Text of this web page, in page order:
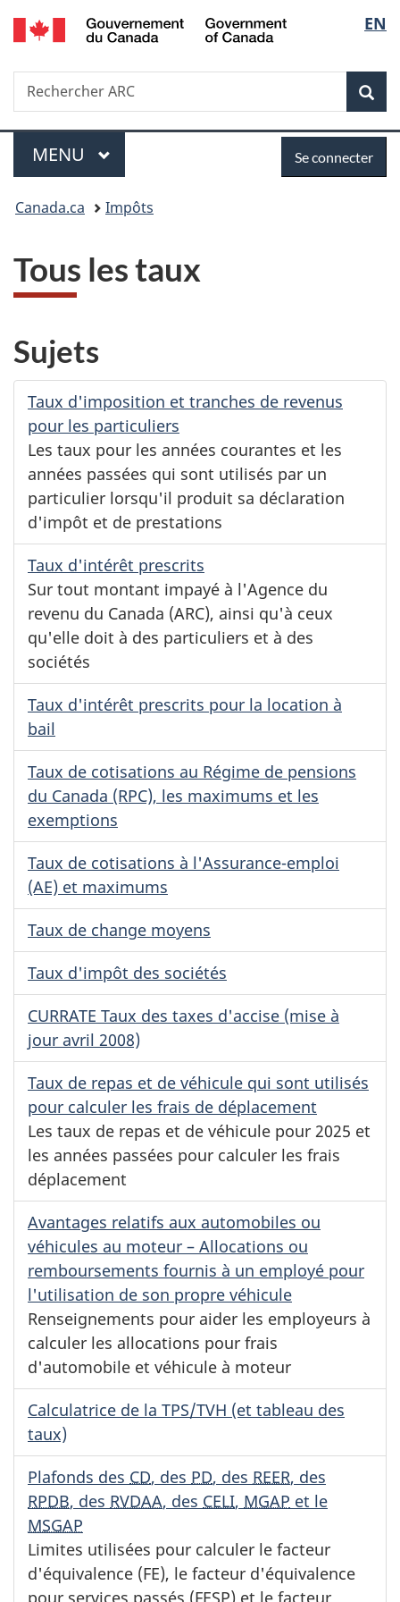
Passer
au
Passer
à
du
Passer
à
simplifiée
de
la
EN
Recherche
Rechercher
ARC
Menu
MENU PRINCIPAL
connecter
Se connecter
Vous
ici :
Canada.ca Impôts
Tous les taux
Sujets
Taux d'imposition et tranches de revenus
pour les particuliers
Les taux pour les années courantes et les
années passées qui sont utilisés par un
particulier lorsqu'il produit sa déclaration
d'impôt et de prestations
Taux d'intérêt prescrits
Sur tout montant impayé à l'Agence du
revenu du Canada (ARC), ainsi qu'à ceux
qu'elle doit à des particuliers et à des
sociétés
Taux d'intérêt prescrits pour la location à
bail
Taux de cotisations au Régime de pensions
du Canada (RPC), les maximums et les
exemptions
Taux de cotisations à l'Assurance-emploi
(AE) et maximums
Taux de change moyens
Taux d'impôt des sociétés
CURRATE Taux des taxes d'accise (mise à
jour avril 2008)
Taux de repas et de véhicule qui sont utilisés
pour calculer les frais de déplacement
Les taux de repas et de véhicule pour 2025 et
les années passées pour calculer les frais
déplacement
Avantages relatifs aux automobiles ou
véhicules au moteur – Allocations ou
remboursements fournis à un employé pour
l'utilisation de son propre véhicule
Renseignements pour aider les employeurs à
calculer les allocations pour frais
d'automobile et véhicule à moteur
Calculatrice de la TPS/TVH (et tableau des
taux)
Plafonds des CD, des PD, des REER, des
RPDB, des RVDAA, des CELI, MGAP et le
MSGAP
Limites utilisées pour calculer le facteur
d'équivalence (FE), le facteur d'équivalence
pour services passés (FESP) et le facteur